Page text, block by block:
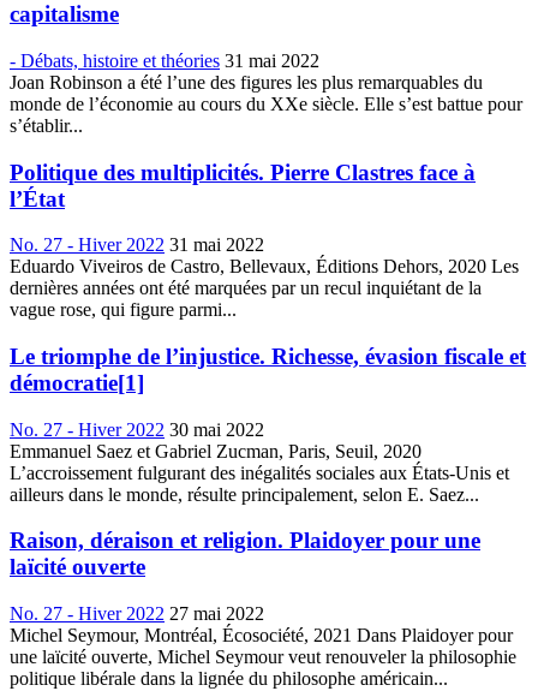
capitalisme
- Débats, histoire et théories 31 mai 2022
Joan Robinson a été l’une des figures les plus remarquables du
monde de l’économie au cours du XXe siècle. Elle s’est battue pour
s’établir...
Politique des multiplicités. Pierre Clastres face à
l’État
No. 27 - Hiver 2022 31 mai 2022
Eduardo Viveiros de Castro, Bellevaux, Éditions Dehors, 2020 Les
dernières années ont été marquées par un recul inquiétant de la
vague rose, qui figure parmi...
Le triomphe de l’injustice. Richesse, évasion fiscale et
démocratie[1]
No. 27 - Hiver 2022 30 mai 2022
Emmanuel Saez et Gabriel Zucman, Paris, Seuil, 2020
L’accroissement fulgurant des inégalités sociales aux États-Unis et
ailleurs dans le monde, résulte principalement, selon E. Saez...
Raison, déraison et religion. Plaidoyer pour une
laïcité ouverte
No. 27 - Hiver 2022 27 mai 2022
Michel Seymour, Montréal, Écosociété, 2021 Dans Plaidoyer pour
une laïcité ouverte, Michel Seymour veut renouveler la philosophie
politique libérale dans la lignée du philosophe américain...